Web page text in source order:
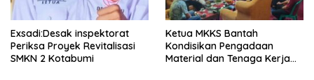
Exsadi:Desak inspektorat
Periksa Proyek Revitalisasi
SMKN 2 Kotabumi
Ketua MKKS Bantah
Kondisikan Pengadaan
Material dan Tenaga Kerja